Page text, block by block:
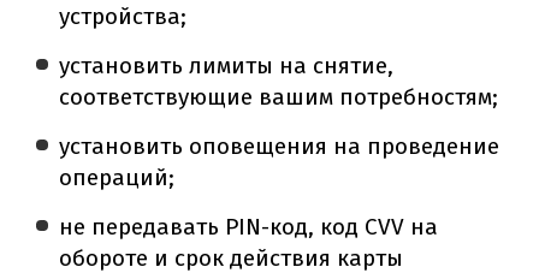
устройства;
установить лимиты на снятие,
соответствующие вашим потребностям;
установить оповещения на проведение
операций;
не передавать PIN-код, код CVV на
обороте и срок действия карты